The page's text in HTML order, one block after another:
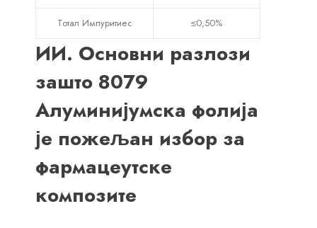
Тотал Импуритиес ≤0,50%
ИИ. Основни разлози
зашто 8079
Алуминијумска фолија
је пожељан избор за
фармацеутске
композите